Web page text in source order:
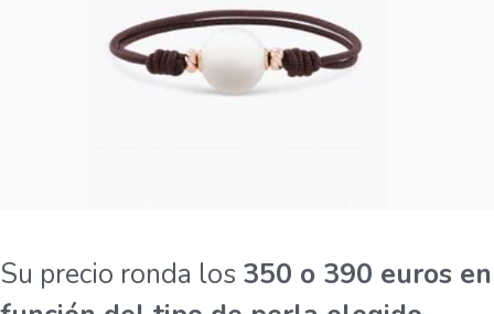
Su precio ronda los 350 o 390 euros en